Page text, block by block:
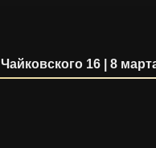
Чайковского 16 | 8